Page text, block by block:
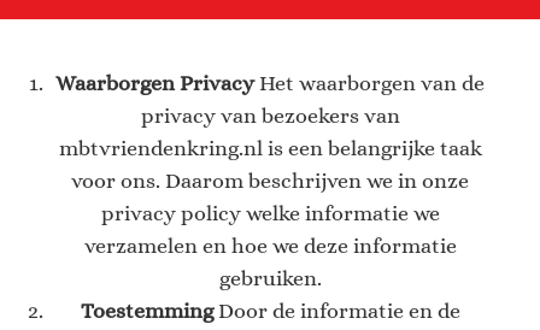
Waarborgen PrivacyHet waarborgen van de
privacy van bezoekers van
mbtvriendenkring.nl is een belangrijke taak
voor ons. Daarom beschrijven we in onze
privacy policy welke informatie we
verzamelen en hoe we deze informatie
gebruiken.
ToestemmingDoor de informatie en de